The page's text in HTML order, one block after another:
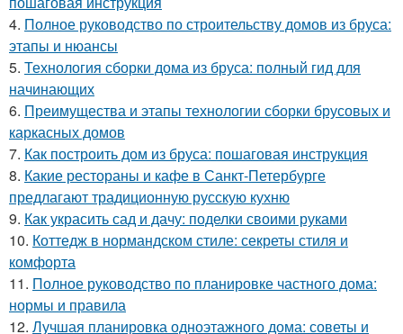
4. Полное руководство по строительству домов из бруса:
этапы и нюансы
5. Технология сборки дома из бруса: полный гид для
начинающих
6. Преимущества и этапы технологии сборки брусовых и
каркасных домов
7. Как построить дом из бруса: пошаговая инструкция
8. Какие рестораны и кафе в Санкт-Петербурге
предлагают традиционную русскую кухню
9. Как украсить сад и дачу: поделки своими руками
10. Коттедж в нормандском стиле: секреты стиля и
комфорта
11. Полное руководство по планировке частного дома:
нормы и правила
12. Лучшая планировка одноэтажного дома: советы и